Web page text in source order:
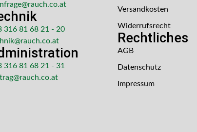
316 81 68 21 - 20
316 81 68 21 - 31
Versandkosten
Widerrufsrecht
Rechtliches
AGB
Datenschutz
Impressum